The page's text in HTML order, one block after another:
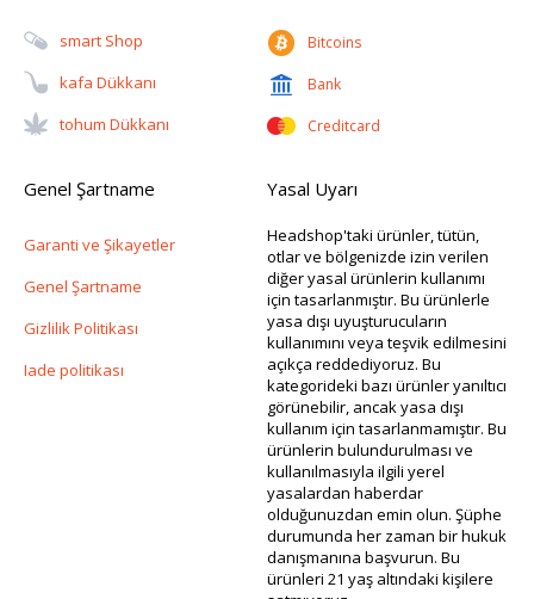
Smart Shop
Kafa Dükkanı
Tohum Dükkanı
Bitcoins
Bank
Creditcard
Genel Şartname
Garanti ve Şikayetler
Genel Şartname
Gizlilik Politikası
Iade politikası
Yasal Uyarı
Headshop'taki ürünler, tütün,
otlar ve bölgenizde izin verilen
diğer yasal ürünlerin kullanımı
için tasarlanmıştır. Bu ürünlerle
yasa dışı uyuşturucuların
kullanımını veya teşvik edilmesini
açıkça reddediyoruz. Bu
kategorideki bazı ürünler yanıltıcı
görünebilir, ancak yasa dışı
kullanım için tasarlanmamıştır. Bu
ürünlerin bulundurulması ve
kullanılmasıyla ilgili yerel
yasalardan haberdar
olduğunuzdan emin olun. Şüphe
durumunda her zaman bir hukuk
danışmanına başvurun. Bu
ürünleri 21 yaş altındaki kişilere